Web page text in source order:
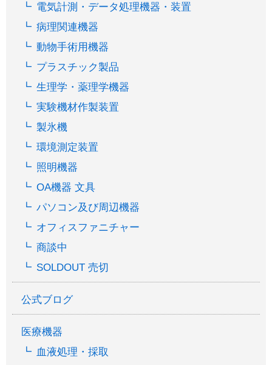
電気計測・データ処理機器・装置
病理関連機器
動物手術用機器
プラスチック製品
生理学・薬理学機器
実験機材作製装置
製氷機
環境測定装置
照明機器
OA機器 文具
パソコン及び周辺機器
オフィスファニチャー
商談中
SOLDOUT 売切
公式ブログ
医療機器
血液処理・採取